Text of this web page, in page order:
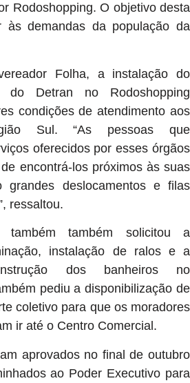
Rodoshopping. O objetivo desta
às demandas da população da
Folha, a instalação do
Detran no Rodoshopping
condições de atendimento aos
Sul. “As pessoas que
oferecidos por esses órgãos
encontrá-los próximos às suas
grandes deslocamentos e filas
ressaltou.
também também solicitou a
instalação de ralos e a
dos banheiros no
pediu a disponibilização de
coletivo para que os moradores
ir até o Centro Comercial.
aprovados no final de outubro
ao Poder Executivo para